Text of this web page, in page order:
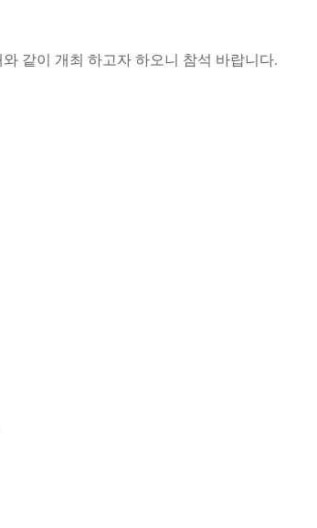
같이 개최 하고자 하오니 참석 바랍니다.